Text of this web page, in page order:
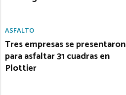
ASFALTO
Tres empresas se presentaron
para asfaltar 31 cuadras en
Plottier